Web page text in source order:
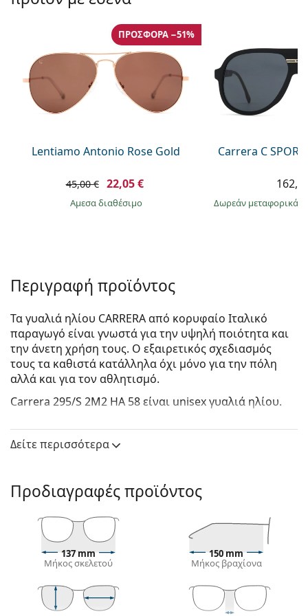
Persol
Όλες οι μάρκες
Lentiamo Antonio Rose Gold
ΠΡΟΣΦΟΡΆ −51%
45,00 € 22,05 €
άμεσα διαθέσιμο
Carrera C
Δωρεάν μεταφορικά
Περιγραφή προϊόντος
Τα γυαλιά ηλίου CARRERA από κορυφαίο Ιταλικό
παραγωγό είναι γνωστά για την υψηλή ποιότητα και
την άνετη χρήση τους. Ο εξαιρετικός σχεδιασμός
τους τα καθιστά κατάλληλα όχι μόνο για την πόλη
αλλά και για τον αθλητισμό.
Carrera 295/S 2M2 HA 58είναι unisex γυαλιά ηλίου.
με τη λειτουργία του Εικονικού καθρέφτη του
Lentiamo.
Το μαύρο χρώμα του σκελετού ταιριάζει απόλυτα
με το δροσερό χρώμα του δέρματος και τα ανοιχτά
ξανθά, ανοιχτά καφέ ή μαύρα μαλλιά.
πιλοτικά σχέδια γυαλιών ηλίου
είναι η ιδανική
επιλογή για όσους έχουν τετράγωνο, οβάλ ή
Ο σκελετός των γυαλιών ηλίου είναι
κατασκευασμένος από συνδυασμό μετάλλου και
Δείτε περισσότερα
Προδιαγραφές προϊόντος
137 mm
Μήκος σκελετού
150 mm
Μήκος βραχίονα